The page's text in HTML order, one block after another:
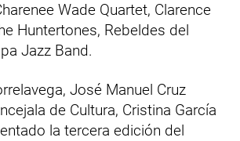
Wade Quartet, Clarence
Huntertones, Rebeldes del
Jazz Band.
José Manuel Cruz
de Cultura, Cristina García
la tercera edición del